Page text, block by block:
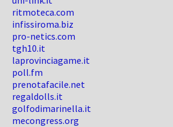
ritmoteca.com
infissiroma.biz
pro-netics.com
tgh10.it
laprovinciagame.it
poll.fm
prenotafacile.net
regaldolls.it
golfodimarinella.it
mecongress.org